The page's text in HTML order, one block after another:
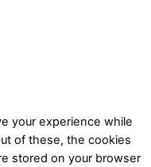
your experience while
of these, the cookies
stored on your browser